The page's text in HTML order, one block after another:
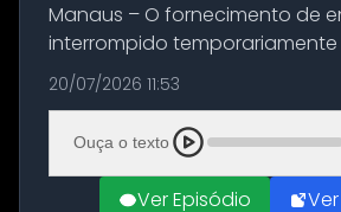
Manaus – O fornecimento de
interrompido
sete bairros de Manaus nesta
A suspensão programada
execução de serviços de
20/07/2026 11:53
Ouça o texto
Ver Episódio